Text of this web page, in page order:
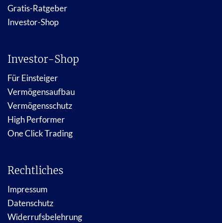
Gratis-Ratgeber
Investor-Shop
Investor-Shop
Für Einsteiger
Vermögensaufbau
Vermögensschutz
High Performer
One Click Trading
Rechtliches
Impressum
Datenschutz
Widerrufsbelehrung